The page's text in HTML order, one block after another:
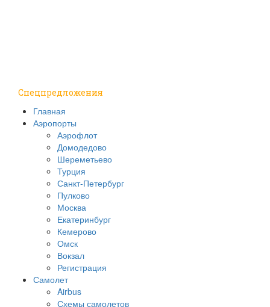
Спецпредложения
Главная
Аэропорты
Аэрофлот
Домодедово
Шереметьево
Турция
Санкт-Петербург
Пулково
Москва
Екатеринбург
Кемерово
Омск
Вокзал
Регистрация
Самолет
Airbus
Схемы самолетов